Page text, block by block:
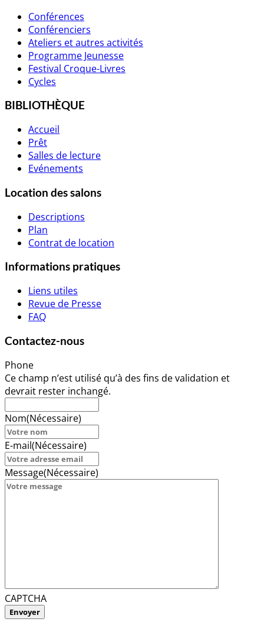
Conférences
Conférenciers
Ateliers et autres activités
Programme Jeunesse
Festival Croque-Livres
Cycles
BIBLIOTHÈQUE
Accueil
Prêt
Salles de lecture
Evénements
Location des salons
Descriptions
Plan
Contrat de location
Informations pratiques
Liens utiles
Revue de Presse
FAQ
Contactez-nous
Phone
Ce champ n’est utilisé qu’à des fins de validation et
devrait rester inchangé.
Nom(Nécessaire)
E-mail(Nécessaire)
Message(Nécessaire)
CAPTCHA